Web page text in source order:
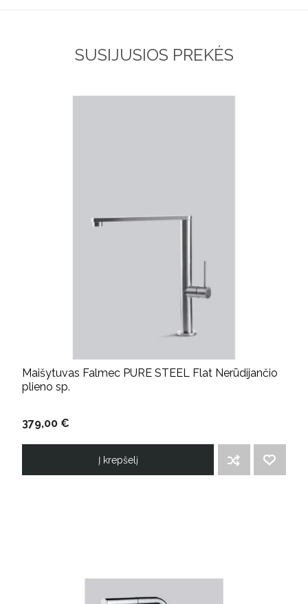
SUSIJUSIOS PREKĖS
Maišytuvas Falmec PURE STEEL Flat Nerūdijančio
plieno sp.
379,00 €
Į krepšelį